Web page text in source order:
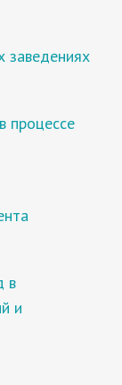
заведениях
процессе
в
и